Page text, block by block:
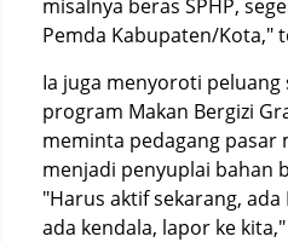
misalnya beras SPHP,
Pemda Kabupaten/Kota,"
Ia juga menyoroti
program Makan Bergizi
meminta pedagang pasar
menjadi penyuplai bahan
"Harus aktif sekarang, ada
ada kendala, lapor ke